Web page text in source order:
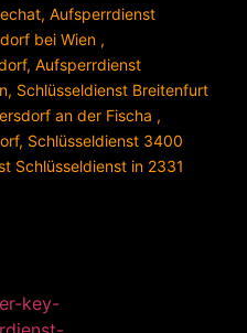
, Aufsperrdienst
bei Wien ,
, Aufsperrdienst
, Schlüsseldienst Breitenfurt
an der Fischa ,
, Schlüsseldienst 3400
Schlüsseldienst in 2331